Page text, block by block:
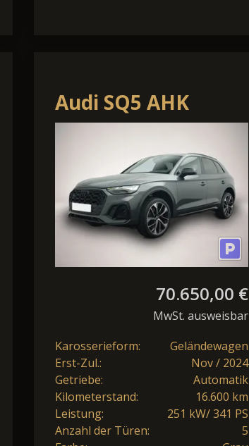
Audi SQ5 AHK
PANO KAMERA
HuD MATRIX ALU
21
70.650,00 €
MwSt. ausweisbar
Karosserieform:
Geländewagen
Erst-Zul.:
Nov / 2024
Getriebe:
Automatik
Kilometerstand:
16.600 km
Leistung:
251 kW/ 341 PS
Anzahl der Türen:
5